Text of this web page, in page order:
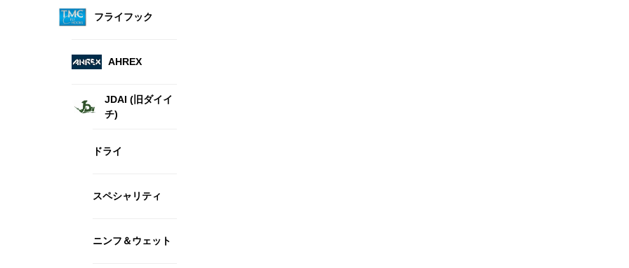
フライフック
AHREX
JDAI (旧ダイイ
チ)
ドライ
スペシャリティ
ニンフ＆ウェット